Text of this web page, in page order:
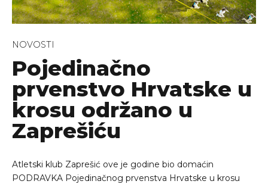
NOVOSTI
Pojedinačno
prvenstvo Hrvatske u
krosu održano u
Zaprešiću
Atletski klub Zaprešić ove je godine bio domaćin
PODRAVKA Pojedinačnog prvenstva Hrvatske u krosu